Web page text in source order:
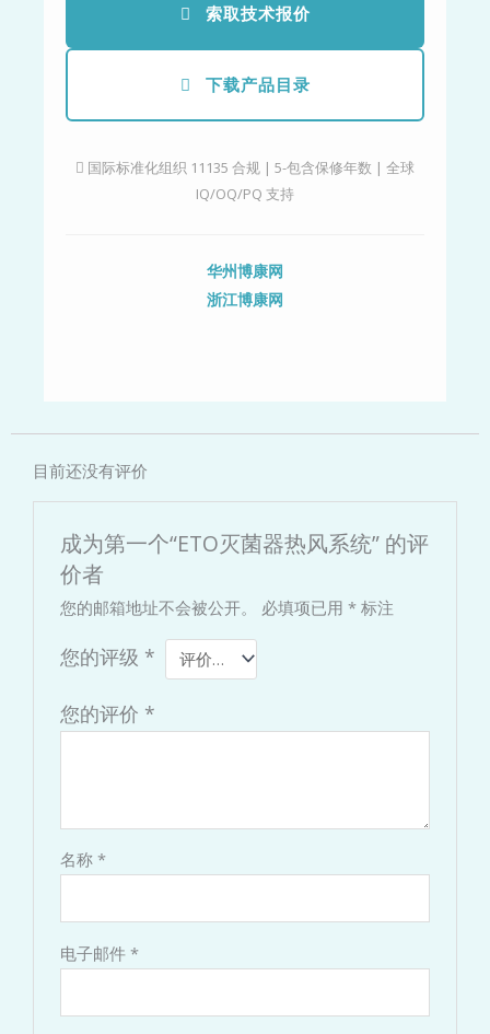
索取技术报价
下载产品目录
国际标准化组织 11135 合规 | 5-包含保修年数 | 全球
IQ/OQ/PQ 支持
华州博康网
浙江博康网
目前还没有评价
成为第一个“ETO灭菌器热风系统” 的评
价者
您的邮箱地址不会被公开。 必填项已用* 标注
您的评级 *
您的评价 *
名称*
电子邮件*